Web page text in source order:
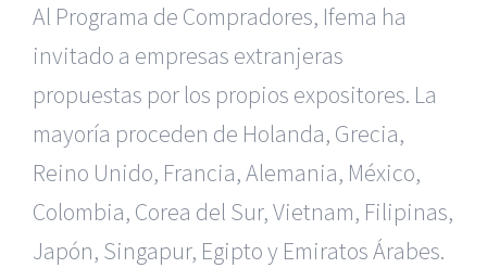
Al Programa de Compradores, Ifema ha
invitado a empresas extranjeras
propuestas por los propios expositores. La
mayoría proceden de Holanda, Grecia,
Reino Unido, Francia, Alemania, México,
Colombia, Corea del Sur, Vietnam, Filipinas,
Japón, Singapur, Egipto y Emiratos Árabes.